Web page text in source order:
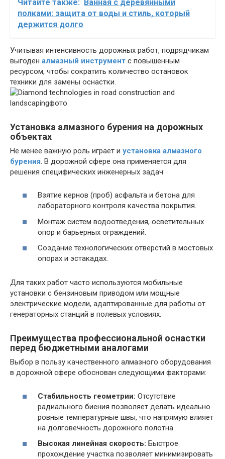
Читайте также:
Ванная с деревянными
полками: защита от воды и стиль, который
держится долго
Учитывая интенсивность дорожных работ, подрядчикам
выгоден алмазный инструмент с повышенным
ресурсом, чтобы сократить количество остановок
техники для замены оснастки.
Установка алмазного бурения на дорожных
объектах
Не менее важную роль играет и установка алмазного
бурения . В дорожной сфере она применяется для
решения специфических инженерных задач:
Взятие кернов (проб) асфальта и бетона для
лабораторного контроля качества покрытия.
Монтаж систем водоотведения, осветительных
опор и барьерных ограждений.
Создание технологических отверстий в мостовых
опорах и эстакадах.
Для таких работ часто используются мобильные
установки с бензиновым приводом или мощные
электрические модели, адаптированные для работы от
генераторных станций в полевых условиях.
Преимущества профессиональной оснастки
перед бюджетными аналогами
Выбор в пользу качественного алмазного оборудования
в дорожной сфере обоснован следующими факторами:
Стабильность геометрии: Отсутствие
радиального биения позволяет делать идеально
ровные температурные швы, что напрямую влияет
на долговечность дорожного полотна.
Высокая линейная скорость: Быстрое
прохождение участка позволяет минимизировать